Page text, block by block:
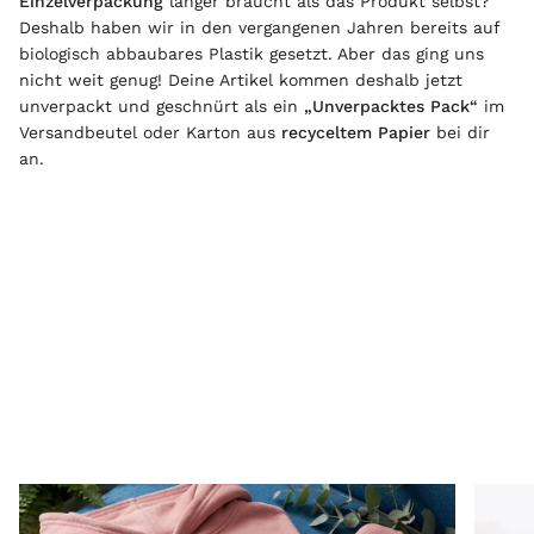
Deshalb haben wir in den vergangenen Jahren bereits auf
biologisch abbaubares Plastik gesetzt. Aber das ging uns
nicht weit genug! Deine Artikel kommen deshalb jetzt
unverpackt und geschnürt als ein „Unverpacktes Pack“ im
Versandbeutel oder Karton aus recyceltem Papier bei dir
an.